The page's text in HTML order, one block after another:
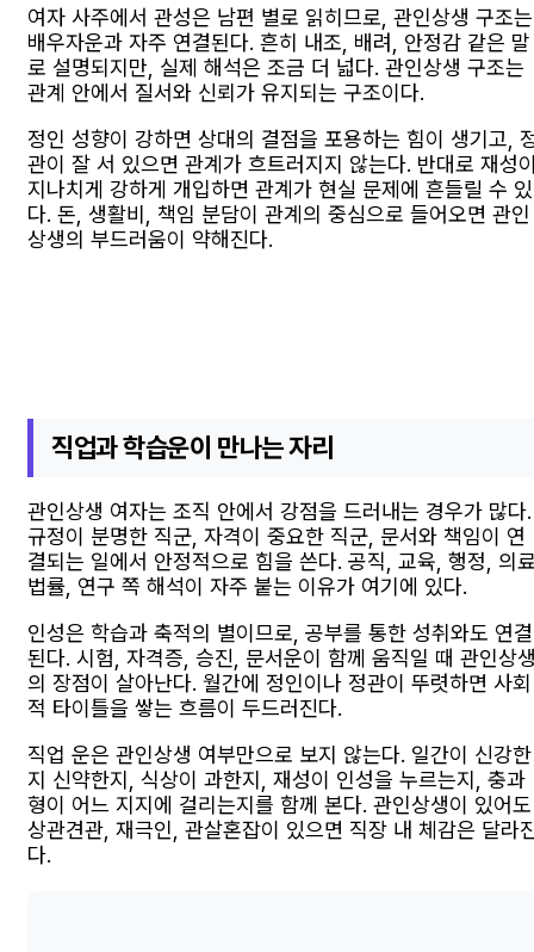
여자 사주에서 관성은 남편 별로 읽히므로, 관인상생 구조는
배우자운과 자주 연결된다. 흔히 내조, 배려, 안정감 같은 말
로 설명되지만, 실제 해석은 조금 더 넓다. 관인상생 구조는
관계 안에서 질서와 신뢰가 유지되는 구조이다.
정인 성향이 강하면 상대의 결점을 포용하는 힘이 생기고,
관이 잘 서 있으면 관계가 흐트러지지 않는다. 반대로 재성
지나치게 강하게 개입하면 관계가 현실 문제에 흔들릴 수 있
다. 돈, 생활비, 책임 분담이 관계의 중심으로 들어오면 관인
상생의 부드러움이 약해진다.
직업과 학습운이 만나는 자리
관인상생 여자는 조직 안에서 강점을 드러내는 경우가 많다.
규정이 분명한 직군, 자격이 중요한 직군, 문서와 책임이 연
결되는 일에서 안정적으로 힘을 쓴다. 공직, 교육, 행정, 의
법률, 연구 쪽 해석이 자주 붙는 이유가 여기에 있다.
인성은 학습과 축적의 별이므로, 공부를 통한 성취와도 연결
된다. 시험, 자격증, 승진, 문서운이 함께 움직일 때 관인상
의 장점이 살아난다. 월간에 정인이나 정관이 뚜렷하면 사회
적 타이틀을 쌓는 흐름이 두드러진다.
직업 운은 관인상생 여부만으로 보지 않는다. 일간이 신강한
지 신약한지, 식상이 과한지, 재성이 인성을 누르는지, 충과
형이 어느 지지에 걸리는지를 함께 본다. 관인상생이 있어도
상관견관, 재극인, 관살혼잡이 있으면 직장 내 체감은 달라
다.